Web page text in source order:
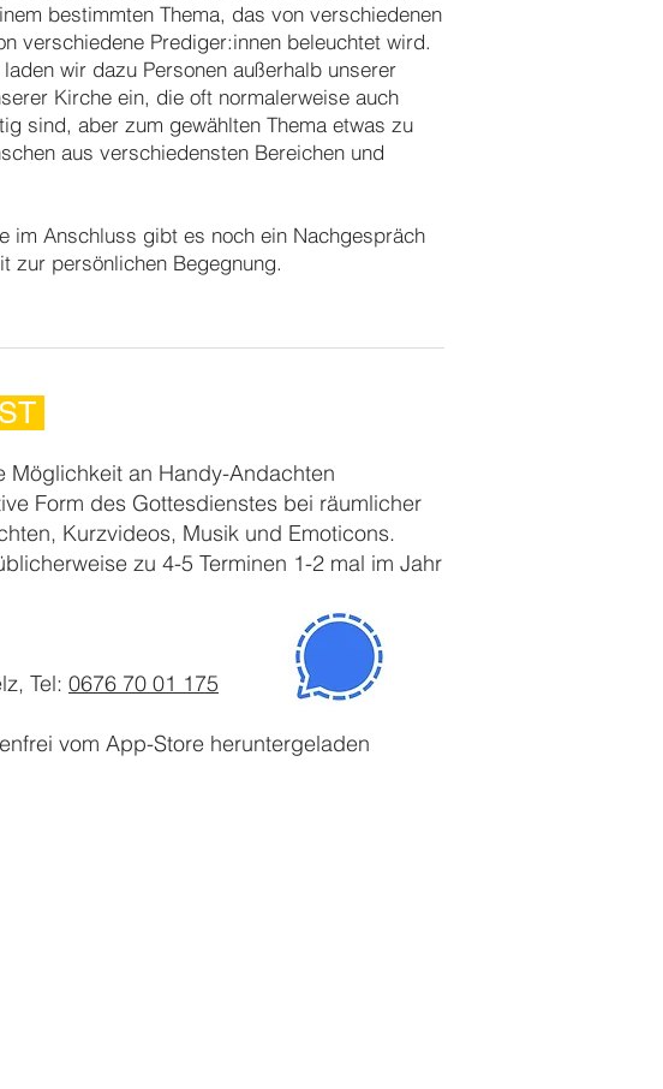
bestimmten Thema, das von verschiedenen
verschiedene Prediger:innen beleuchtet wird.
wir dazu Personen außerhalb unserer
Kirche ein, die oft normalerweise auch
sind, aber zum gewählten Thema etwas zu
aus verschiedensten Bereichen und
im Anschluss gibt es noch ein Nachgespräch
zur persönlichen Begegnung.
Möglichkeit an Handy-Andachten
Form des Gottesdienstes bei räumlicher
Kurzvideos, Musik und Emoticons.
zu 4-5 Terminen 1-2 mal im Jahr
Tel: 0676 70 01 175
vom App-Store heruntergeladen